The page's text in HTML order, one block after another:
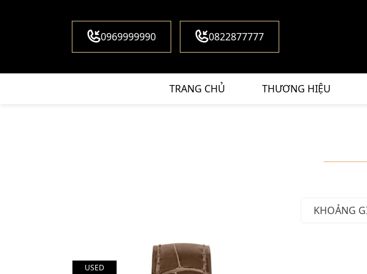
0969999990 0822877777
TRANG CHỦ THƯƠNG HIỆU
KHOẢNG
USED